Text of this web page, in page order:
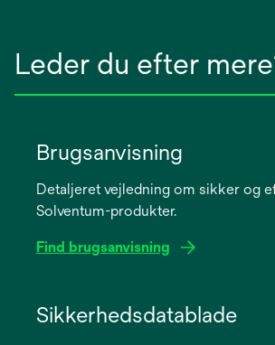
Leder du efter
Brugsanvisning
Detaljeret vejledning om sikker og
Solventum-produkter.
Find brugsanvisning
Sikkerhedsdatablade